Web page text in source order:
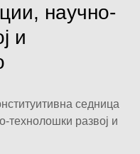
научно-
и
седница
технолошки развој и